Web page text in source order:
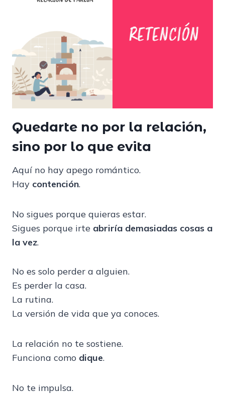
Quedarte no por la relación,
sino por lo que evita
Aquí no hay apego romántico.
Hay contención.
No sigues porque quieras estar.
Sigues porque irte abriría demasiadas cosas a
la vez.
No es solo perder a alguien.
Es perder la casa.
La rutina.
La versión de vida que ya conoces.
La relación no te sostiene.
Funciona como dique.
No te impulsa.